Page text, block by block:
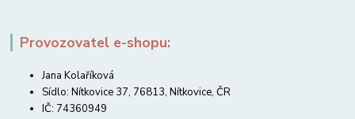
Provozovatel e-shopu:
Jana Kolaříková
Sídlo: Nítkovice 37, 76813, Nítkovice, ČR
IČ: 74360949